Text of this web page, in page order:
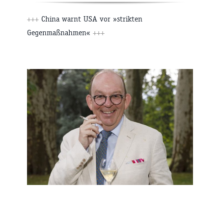
+++ China warnt USA vor »strikten
Gegenmaßnahmen« +++